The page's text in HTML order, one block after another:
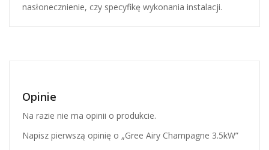
nasłonecznienie, czy specyfikę wykonania instalacji.
Opinie
Na razie nie ma opinii o produkcie.
Napisz pierwszą opinię o „Gree Airy Champagne 3.5kW”